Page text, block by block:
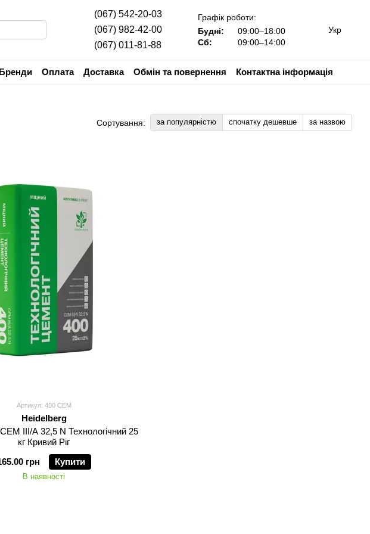
(067) 542-20-03
(067) 982-42-00
(067) 011-81-88
Графік роботи:
Будні:
09:00–18:00
Сб:
09:00–14:00
Укр
Бренди Оплата Доставка Обмін та повернення
Контактна інформація
Сортування: за популярністю спочатку дешевше за назвою
Артикул: 400 CEM
Heidelberg
III/A 32,5 N Технологічний 25
кг Кривий Ріг
грн
Купити
В наявності